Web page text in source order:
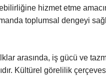
hizmet etme
toplumsal dengeyi
arasında, iş gücü ve
Kültürel görelilik